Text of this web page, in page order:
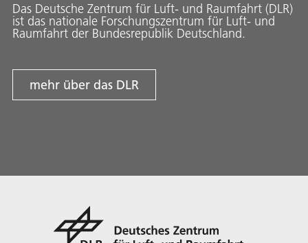
Das Deutsche Zentrum für Luft- und Raumfahrt (DLR)
ist das nationale Forschungszentrum für Luft- und
Raumfahrt der Bundesrepublik Deutschland.
mehr über das DLR